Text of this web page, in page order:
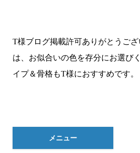
T様ブログ掲載許可ありがとうご
は、お似合いの色を存分にお選び
イプ＆骨格もT様におすすめです。
メニュー